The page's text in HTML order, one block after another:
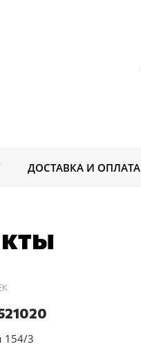
ДОСТАВКА И ОПЛАТА
154/3